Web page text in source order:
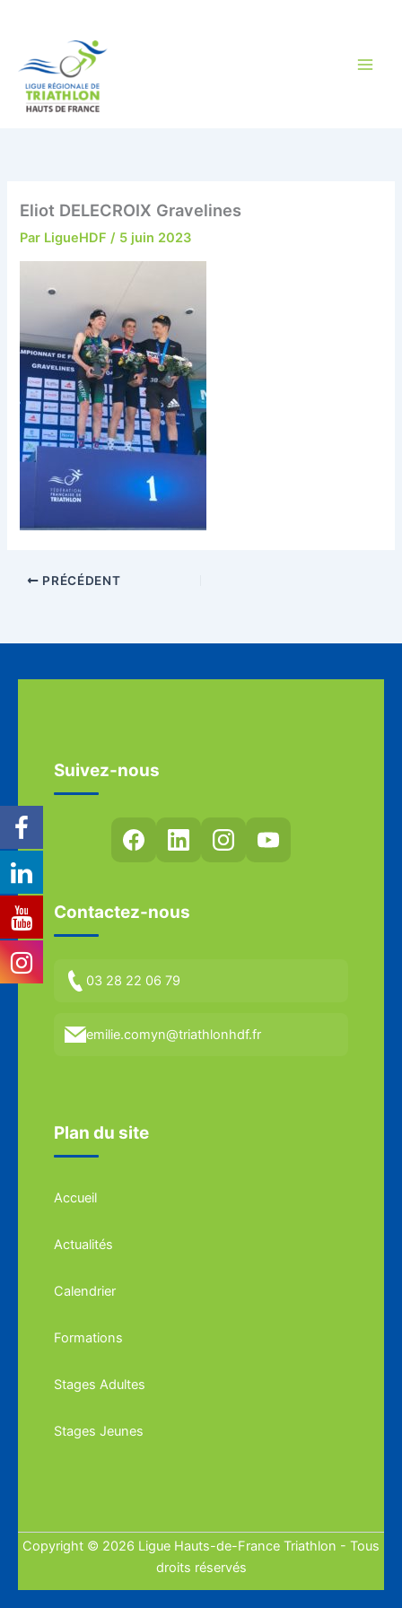
Eliot DELECROIX Gravelines
Par LigueHDF/ 5 juin 2023
PRÉCÉDENT
Suivez-nous
Contactez-nous
03 28 22 06 79
emilie.comyn@triathlonhdf.fr
Plan du site
Accueil
Actualités
Calendrier
Formations
Stages Adultes
Stages Jeunes
Copyright © 2026 Ligue Hauts-de-France Triathlon - Tous
droits réservés